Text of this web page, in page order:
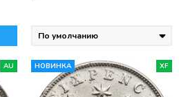
AU НОВИНКА XF